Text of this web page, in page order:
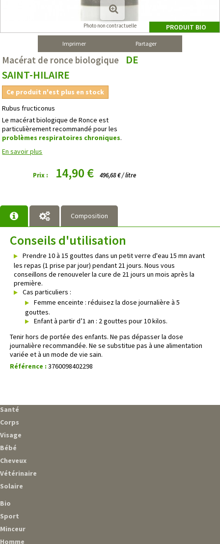
PRODUIT BIO
Photo non contractuelle
Imprimer Partager
Macérat de ronce biologique
DE
SAINT-HILAIRE
Ce produit n'est plus en stock
Rubus fructiconus
Le macérat biologique de Ronce est
particulièrement recommandé pour les
problèmes respiratoires chroniques.
En savoir plus
Prix : 14,90 € 496,68 € / litre
Composition
Conseils d'utilisation
Prendre 10 à 15 gouttes dans un petit verre d'eau 15 mn avant
les repas (1 prise par jour) pendant 21 jours. Nous vous
conseillons de renouveler la cure de 21 jours un mois après la
première.
Cas particuliers :
Femme enceinte : réduisez la dose journalière à 5
gouttes.
Enfant à partir d’1 an : 2 gouttes pour 10 kilos.
Tenir hors de portée des enfants. Ne pas dépasser la dose
journalière recommandée. Ne se substitue pas à une alimentation
variée et à un mode de vie sain.
Référence : 3760098402298
Santé
Corps
Visage
Bébé
Cheveux
Vétérinaire
Solaire
Bio
Sport
Minceur
Homme